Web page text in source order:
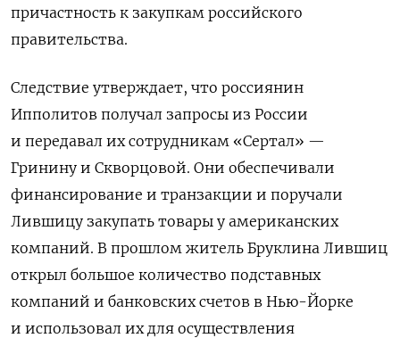
причастность к закупкам российского
правительства.
Следствие утверждает, что россиянин
Ипполитов получал запросы из России
и передавал их сотрудникам «Сертал» —
Гринину и Скворцовой. Они обеспечивали
финансирование и транзакции и поручали
Лившицу закупать товары у американских
компаний. В прошлом житель Бруклина Лившиц
открыл большое количество подставных
компаний и банковских счетов в Нью-Йорке
и использовал их для осуществления